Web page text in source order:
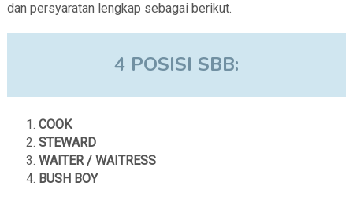
dan persyaratan lengkap sebagai berikut.
4 POSISI SBB:
COOK
STEWARD
WAITER / WAITRESS
BUSH BOY